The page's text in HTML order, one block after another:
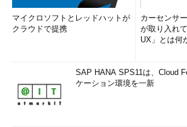
マイクロソフトとレッドハットが
クラウドで提携
カーセンサ
が取り入れ
UX」とは何
SAP HANA SPS11は、Cloud
ケーション環境を一新